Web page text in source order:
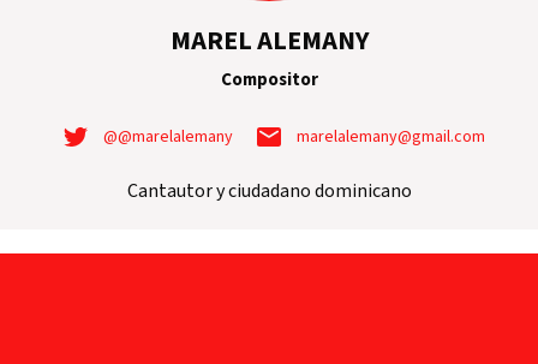
MAREL ALEMANY
Compositor
@@marelalemany marelalemany@gmail.com
Cantautor y ciudadano dominicano